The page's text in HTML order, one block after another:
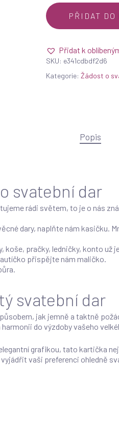
PŘIDAT DO
Přidat k
SKU: e341cdbdf2d6
Kategorie: Žádost o
Popis
svatební dar
rádi světem, to je o nás
dary, naplňte nám kasičku.
pračky, ledničky, konto
autíčko přispějte nám maličko.
svatební dar
jak jemně a taktně
do výzdoby vašeho
grafikou, tato kartička
vaši preferenci ohledně